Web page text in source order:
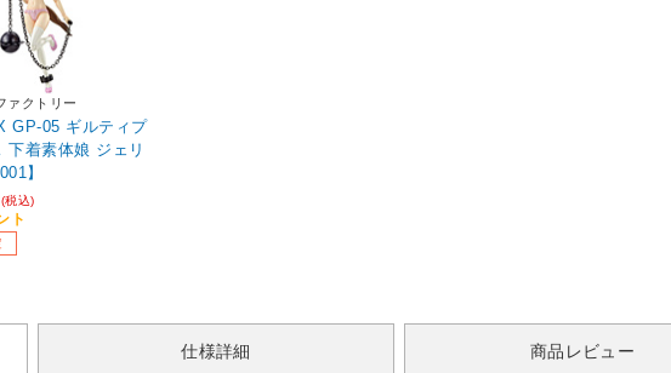
ァクトリー
GP-05 ギルティプ
下着素体娘 ジェリ
】
(税込)
ト
仕様詳細 商品レビュー